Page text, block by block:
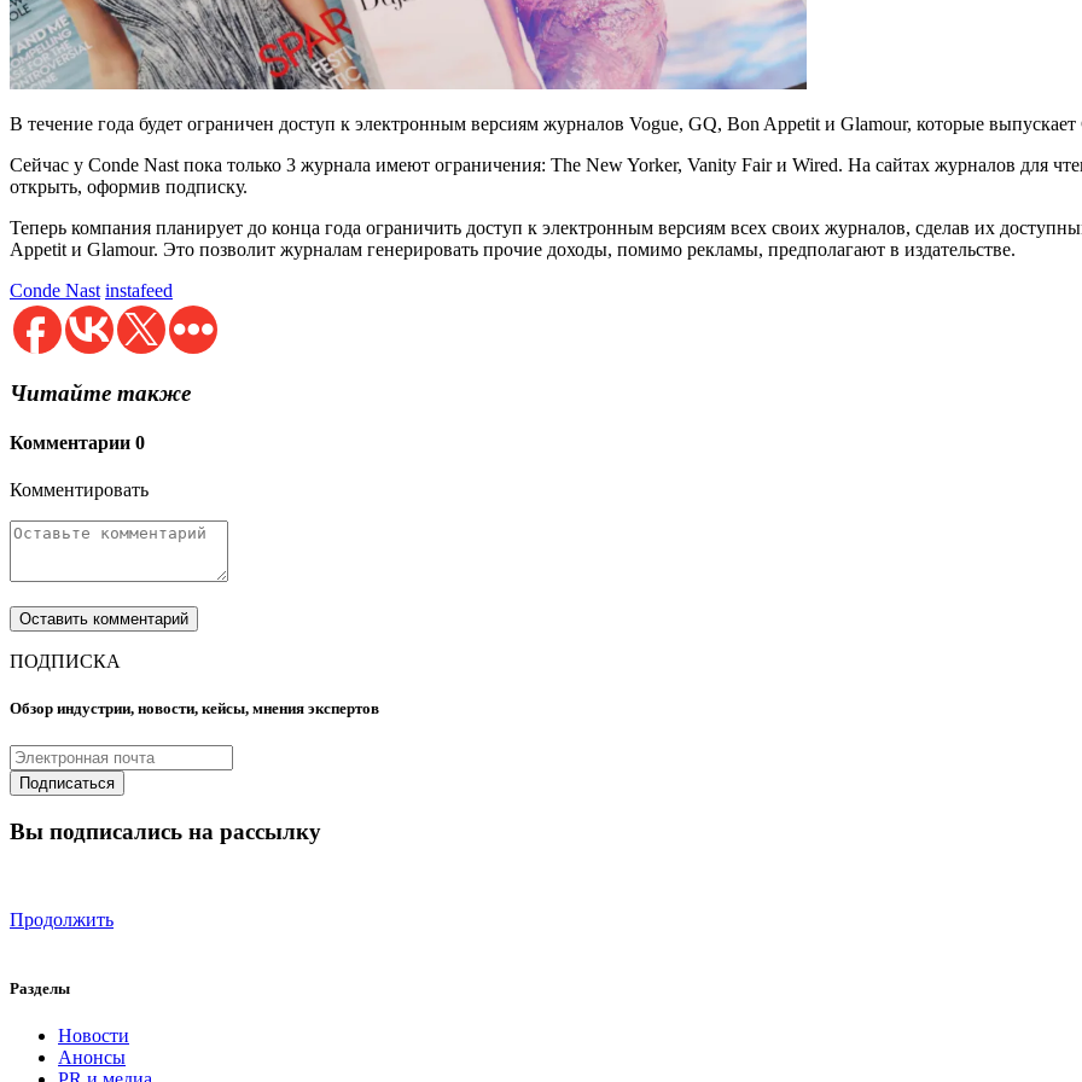
В течение года будет ограничен доступ к электронным версиям журналов Vogue, GQ, Bon Appеtit и Glamour, которые выпускает
Сейчас у Conde Nast пока только 3 журнала имеют ограничения: The New Yorker, Vanity Fair и Wired. На сайтах журналов для
открыть, оформив подписку.
Теперь компания планирует до конца года ограничить доступ к электронным версиям всех своих журналов, сделав их
Appеtit и Glamour. Это позволит журналам генерировать прочие доходы, помимо рекламы, предполагают в издательстве.
Conde Nast instafeed
Читайте также
Комментарии 0
Комментировать
ПОДПИСКА
Обзор индустрии, новости, кейсы, мнения экспертов
Вы подписались на рассылку
Продолжить
Разделы
Новости
Анонсы